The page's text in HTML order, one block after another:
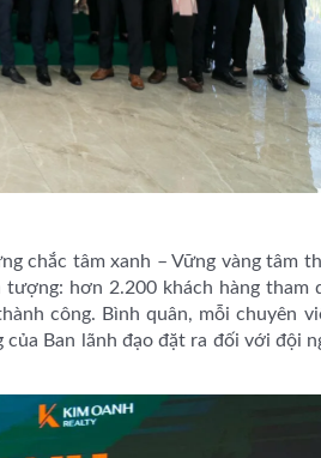
chắc tâm xanh – Vững vàng tâm
hơn 2.200 khách hàng tham
công. Bình quân, mỗi chuyên
Ban lãnh đạo đặt ra đối với đội